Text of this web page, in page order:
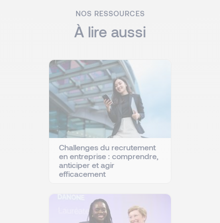
NOS RESSOURCES
À lire aussi
Challenges du recrutement
en entreprise : comprendre,
anticiper et agir
efficacement